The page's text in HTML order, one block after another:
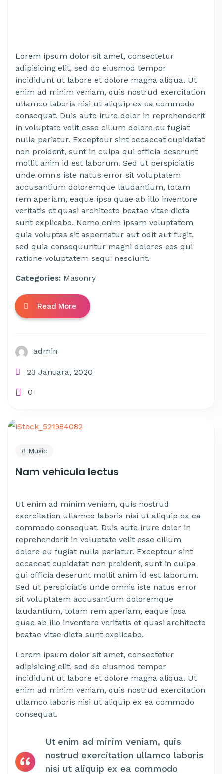
Lorem ipsum dolor sit amet, consectetur
adipisicing elit, sed do eiusmod tempor
incididunt ut labore et dolore magna aliqua. Ut
enim ad minim veniam, quis nostrud exercitation
ullamco laboris nisi ut aliquip ex ea commodo
consequat. Duis aute irure dolor in reprehenderit
in voluptate velit esse cillum dolore eu fugiat
nulla pariatur. Excepteur sint occaecat cupidatat
non proident, sunt in culpa qui officia deserunt
mollit anim id est laborum. Sed ut perspiciatis
unde omnis iste natus error sit voluptatem
accusantium doloremque laudantium, totam
rem aperiam, eaque ipsa quae ab illo inventore
veritatis et quasi architecto beatae vitae dicta
sunt explicabo. Nemo enim ipsam voluptatem
quia voluptas sit aspernatur aut odit aut fugit,
sed quia consequuntur magni dolores eos qui
ratione voluptatem sequi nesciunt.
Categories: Masonry
Read More
admin
23 Januara, 2020
0
Music
Nam vehicula lectus
Ut enim ad minim veniam, quis nostrud
exercitation ullamco laboris nisi ut aliquip ex ea
commodo consequat. Duis aute irure dolor in
reprehenderit in voluptate velit esse cillum
dolore eu fugiat nulla pariatur. Excepteur sint
occaecat cupidatat non proident, sunt in culpa
qui officia deserunt mollit anim id est laborum.
Sed ut perspiciatis unde omnis iste natus error
sit voluptatem accusantium doloremque
laudantium, totam rem aperiam, eaque ipsa
quae ab illo inventore veritatis et quasi architecto
beatae vitae dicta sunt explicabo.
Lorem ipsum dolor sit amet, consectetur
adipisicing elit, sed do eiusmod tempor
incididunt ut labore et dolore magna aliqua. Ut
enim ad minim veniam, quis nostrud exercitation
ullamco laboris nisi ut aliquip ex ea commodo
consequat.
Ut enim ad minim veniam, quis
nostrud exercitation ullamco laboris
nisi ut aliquip ex ea commodo